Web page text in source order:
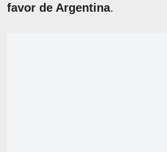
favor de Argentina.